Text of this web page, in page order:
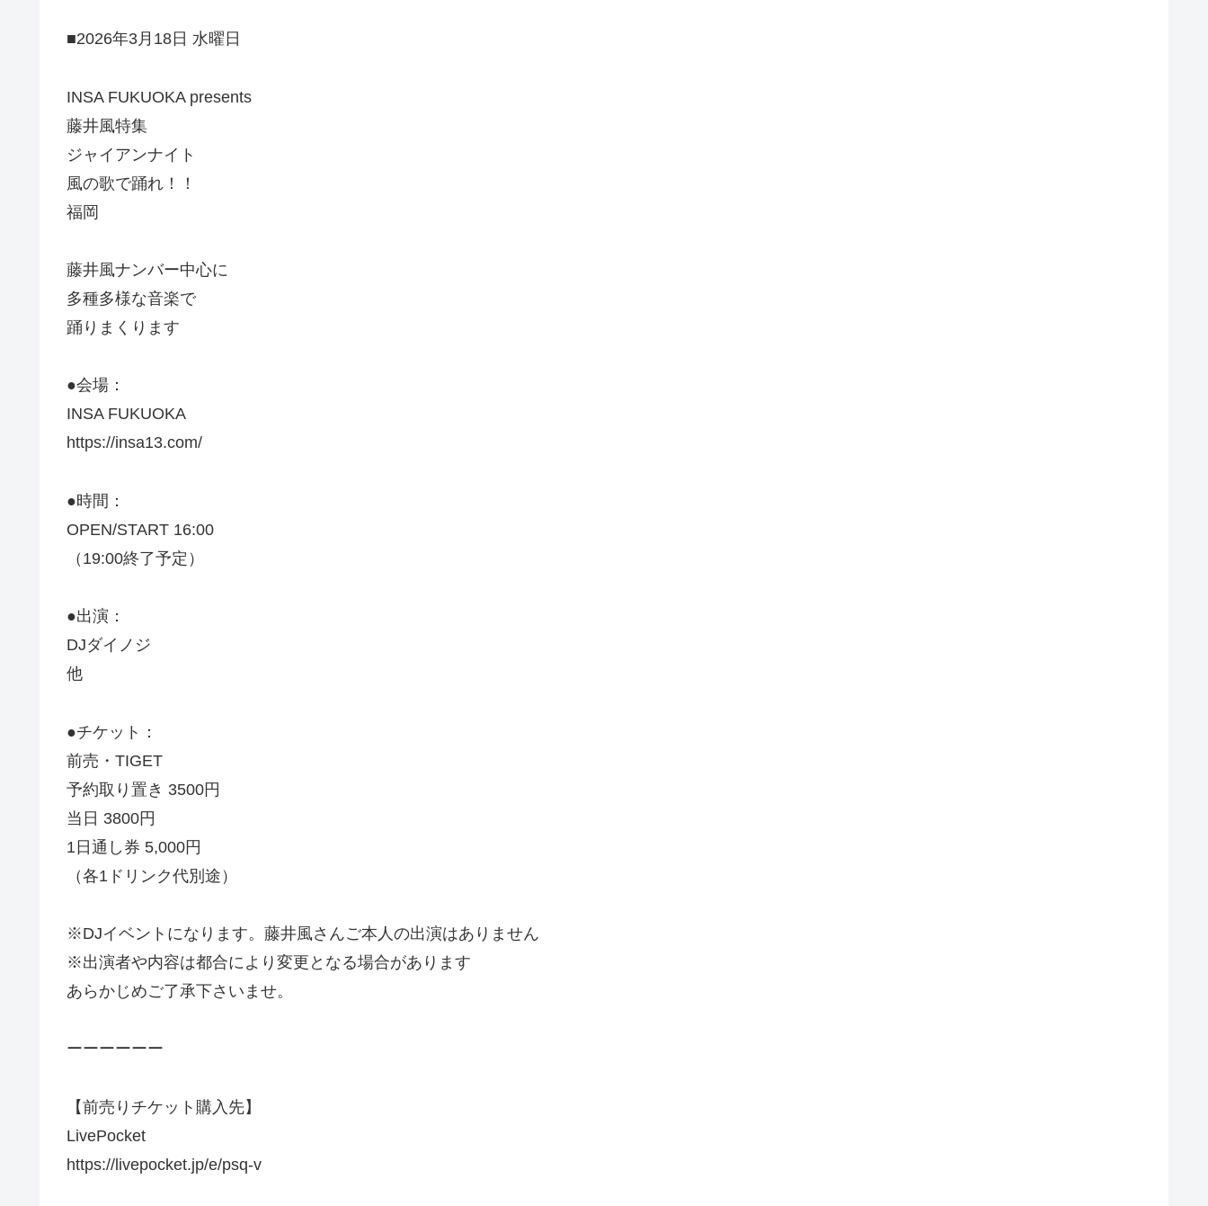
■2026年3月18日 水曜日
INSA FUKUOKA presents
藤井風特集
ジャイアンナイト
風の歌で踊れ！！
福岡
藤井風ナンバー中心に
多種多様な音楽で
踊りまくります
●会場：
INSA FUKUOKA
https://insa13.com/
●時間：
OPEN/START 16:00
（19:00終了予定）
●出演：
DJダイノジ
他
●チケット：
前売・TIGET
予約取り置き 3500円
当日 3800円
1日通し券 5,000円
（各1ドリンク代別途）
※DJイベントになります。藤井風さんご本人の出演はありません
※出演者や内容は都合により変更となる場合があります
あらかじめご了承下さいませ。
ーーーーーー
【前売りチケット購入先】
LivePocket
https://livepocket.jp/e/psq-v